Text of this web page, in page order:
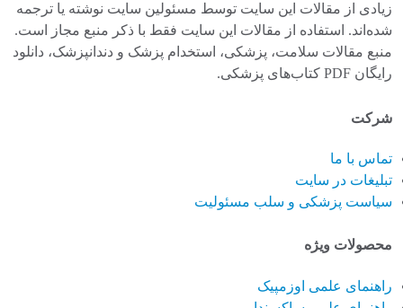
زیادی از مقالات این سایت توسط مسئولین سایت نوشته یا ترجمه
شده‌اند. استفاده از مقالات این سایت فقط با ذکر منبع مجاز است.
منبع مقالات سلامت، پزشکی، استخدام پزشک و دندانپزشک، دانلود
رایگان PDF کتاب‌های پزشکی.
شرکت
تماس با ما
تبلیغات در سایت
سیاست پزشکی و سلب مسئولیت
محصولات ویژه
راهنمای علمی اوزمپیک